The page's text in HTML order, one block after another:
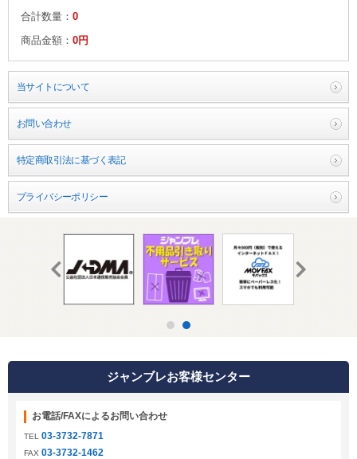
カタログ請求（無料）
デジタルカタログ
（注文番号からご注文）
ログアウト
オリジナル
処分品
円から
円まで
合計数量： 0
商品金額： 0円
当サイトについて
お問い合わせ
特定商取引法に基づく表記
プライバシーポリシー
ジャンブレお客様センター
お電話/FAXによるお問い合わせ
TEL 03-3732-7871
FAX 03-3732-1462